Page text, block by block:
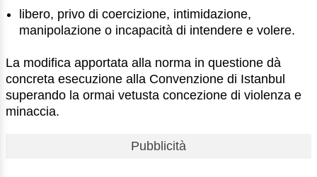
libero, privo di coercizione, intimidazione,
manipolazione o incapacità di intendere e volere.
La modifica apportata alla norma in questione dà
concreta esecuzione alla Convenzione di Istanbul
superando la ormai vetusta concezione di violenza e
minaccia.
Pubblicità